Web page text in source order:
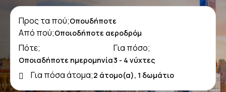
Προς τα πού;
Από πού;
Πότε;
Για πόσο;
Για πόσα άτομα;